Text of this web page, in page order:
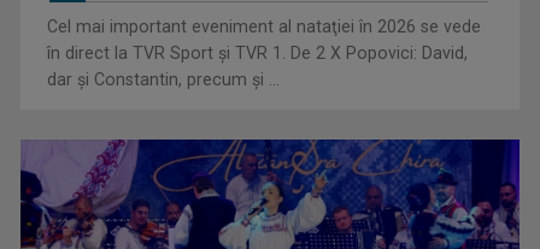
„Dansatoarea din umbră”, un thriller psihologic despre
loialitate și ...
Cel mai important eveniment al nataţiei în 2026 se vede
în direct la TVR Sport şi TVR 1. De 2 X Popovici: David,
dar şi Constantin, precum şi ...